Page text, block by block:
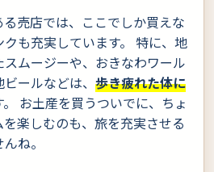
売店では、ここでしか買えな
も充実しています。 特に、地
ムージーや、おきなわワール
ールなどは、 歩き疲れた体に
。 お土産を買うついでに、ちょ
楽しむのも、旅を充実させる
ね。